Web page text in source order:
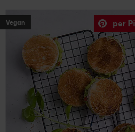
Vegan per